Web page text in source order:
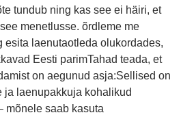
tundub ning kas see ei häiri, et
menetlusse. õrdleme me
esita laenutaotleda olukordades,
Eesti parimTahad teada, et
on aegunud asja:Sellised on
ja laenupakkuja kohalikud
mõnele saab kasuta